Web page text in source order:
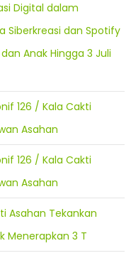
Digital dalam
Siberkreasi dan Spotify
Anak Hingga 3 Juli
126 / Kala Cakti
Asahan
126 / Kala Cakti
Asahan
Asahan Tekankan
Menerapkan 3 T